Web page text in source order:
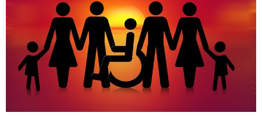
Szlachetne zdrowie
Mieszkaj wygodnie i bez barier
Warto wiedzieć!
Podróże i wypoczynek
Taniej, okazyjnie, specjalnie dla 60plus
KONTAKT